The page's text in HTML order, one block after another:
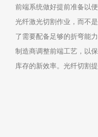
前端系统做好提前准备以
光纤激光切割作业，而不
了需要配备足够的折弯能
制造商调整前端工艺，以
库存的新效率。光纤切割